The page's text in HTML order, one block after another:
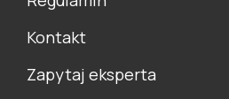
Kontakt
Zapytaj eksperta